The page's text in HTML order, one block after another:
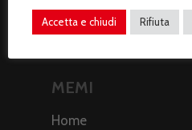
Gestisci privacy
MEMI
Home
Accetta e chiudi Rifiuta